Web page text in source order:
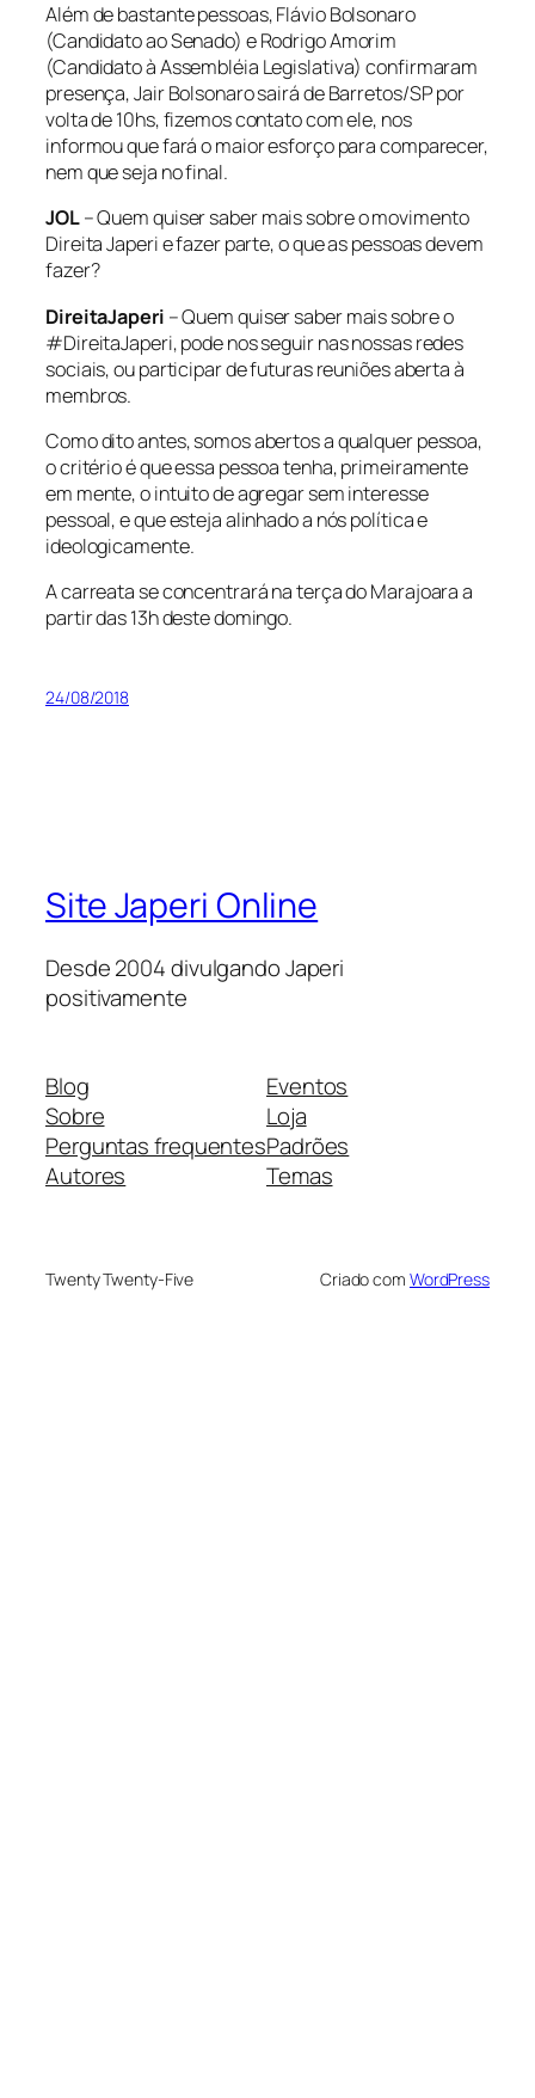
Além de bastante pessoas, Flávio Bolsonaro
(Candidato ao Senado) e Rodrigo Amorim
(Candidato à Assembléia Legislativa) confirmaram
presença, Jair Bolsonaro sairá de Barretos/SP por
volta de 10hs, fizemos contato com ele, nos
informou que fará o maior esforço para comparecer,
nem que seja no final.
JOL– Quem quiser saber mais sobre o movimento
Direita Japeri e fazer parte, o que as pessoas devem
fazer?
DireitaJaperi – Quem quiser saber mais sobre o
#DireitaJaperi, pode nos seguir nas nossas redes
sociais, ou participar de futuras reuniões aberta à
membros.
Como dito antes, somos abertos a qualquer pessoa,
o critério é que essa pessoa tenha, primeiramente
em mente, o intuito de agregar sem interesse
pessoal, e que esteja alinhado a nós política e
ideologicamente.
A carreata se concentrará na terça do Marajoara a
partir das 13h deste domingo.
24/08/2018
Site Japeri Online
Desde 2004 divulgando Japeri
positivamente
Blog
Sobre
Perguntas frequentes
Autores
Eventos
Loja
Padrões
Temas
Twenty Twenty-Five Criado com WordPress